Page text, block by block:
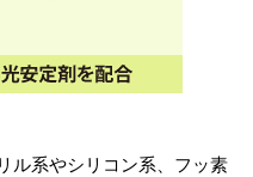
ル系やシリコン系、フッ素